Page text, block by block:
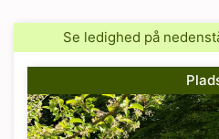
Se ledighed på